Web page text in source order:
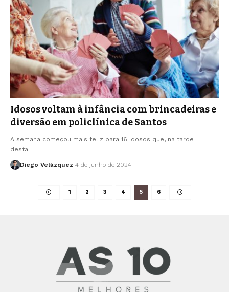
Idosos voltam à infância com brincadeiras e
diversão em policlínica de Santos
A semana começou mais feliz para 16 idosos que, na tarde
desta…
Diego Velázquez 4 de junho de 2024
1 2 3 4 5 6